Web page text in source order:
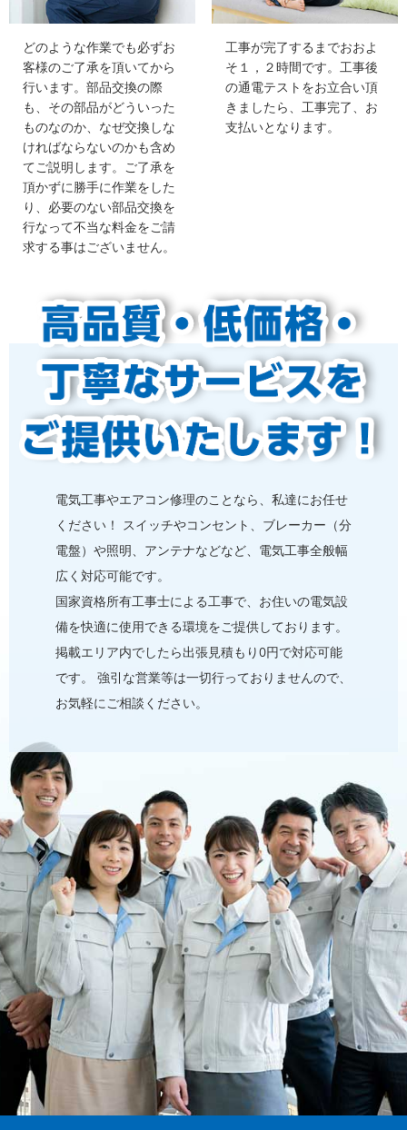
どのような作業でも必ずお
客様のご了承を頂いてから
行います。部品交換の際
も、その部品がどういった
ものなのか、なぜ交換しな
ければならないのかも含め
てご説明します。ご了承を
頂かずに勝手に作業をした
り、必要のない部品交換を
行なって不当な料金をご請
求する事はございません。
工事が完了するまでおおよ
そ１，２時間です。工事後
の通電テストをお立合い頂
きましたら、工事完了、お
支払いとなります。
電気⼯事やエアコン修理のことなら、私達にお任せ
ください！ スイッチやコンセント、ブレーカー（分
電盤）や照明、アンテナなどなど、電気⼯事全般幅
広く対応可能です。
国家資格所有⼯事士による⼯事で、お住いの電気設
備を快適に使用できる環境をご提供しております。
掲載エリア内でしたら出張見積もり0円で対応可能
です。 強引な営業等は⼀切⾏っておりませんので、
お気軽にご相談ください。